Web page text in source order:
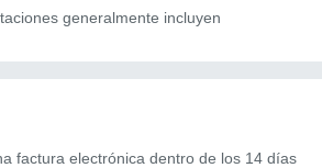
generalmente incluyen
factura electrónica dentro de los 14 días